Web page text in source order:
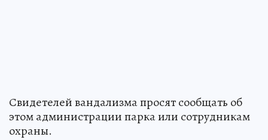
Свидетелей вандализма просят сообщать об
этом администрации парка или сотрудникам
охраны.